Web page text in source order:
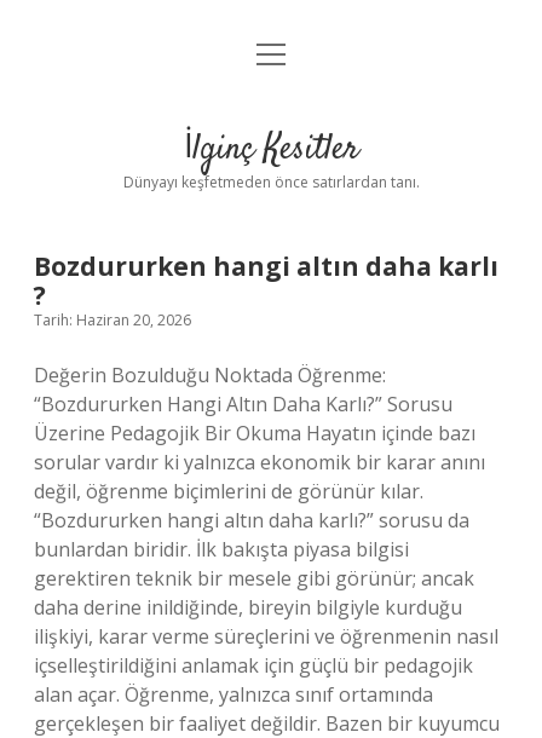
Anasayfa
Yasal Uyarı
menüyü
İlginç Kesitler
Dünyayı keşfetmeden önce satırlardan tanı.
İlginç
Kesitler
Yazılar
Bozdururken hangi altın daha karlı
?
Tarih: Haziran 20, 2026
Değerin Bozulduğu Noktada Öğrenme:
“Bozdururken Hangi Altın Daha Karlı?” Sorusu
Üzerine Pedagojik Bir Okuma Hayatın içinde bazı
sorular vardır ki yalnızca ekonomik bir karar anını
değil, öğrenme biçimlerini de görünür kılar.
“Bozdururken hangi altın daha karlı?” sorusu da
bunlardan biridir. İlk bakışta piyasa bilgisi
gerektiren teknik bir mesele gibi görünür; ancak
daha derine inildiğinde, bireyin bilgiyle kurduğu
ilişkiyi, karar verme süreçlerini ve öğrenmenin nasıl
içselleştirildiğini anlamak için güçlü bir pedagojik
alan açar. Öğrenme, yalnızca sınıf ortamında
gerçekleşen bir faaliyet değildir. Bazen bir kuyumcu